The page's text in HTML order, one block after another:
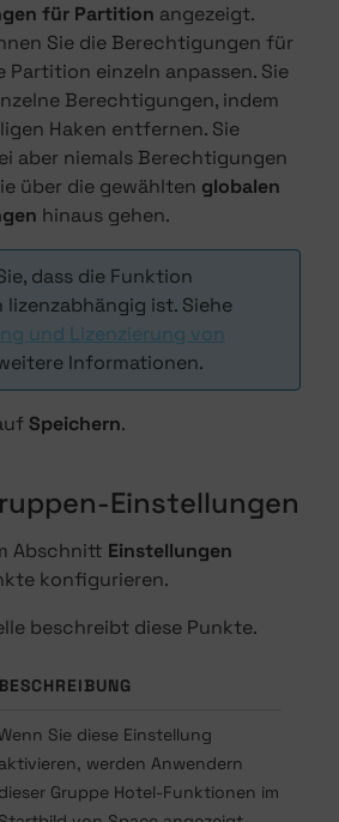
für Partition angezeigt.
Sie die Berechtigungen für
Partition einzeln anpassen. Sie
Berechtigungen, indem
Haken entfernen. Sie
aber niemals Berechtigungen
über die gewählten globalen
hinaus gehen.
dass die Funktion
ist. Siehe
und Lizenzierung von
Informationen.
Speichern.
Einstellungen
Abschnitt Einstellungen
konfigurieren.
beschreibt diese Punkte.
BESCHREIBUNG
Wenn Sie diese Einstellung
aktivieren, werden Anwendern
dieser Gruppe Hotel-Funktionen im